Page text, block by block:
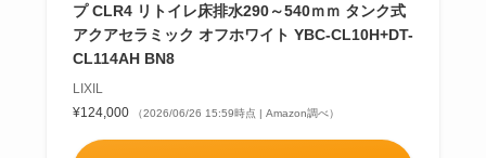
プ CLR4 リトイレ床排水290～540ｍｍ タンク式
アクアセラミック オフホワイト YBC-CL10H+DT-
CL114AH BN8
LIXIL
¥124,000
（2026/06/26 15:59時点 | Amazon調べ）